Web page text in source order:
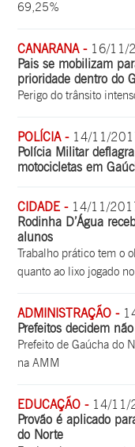
69,25%
CANARANA - 16/11/
Pais se mobilizam
prioridade dentro do
Perigo do trânsito
POLÍCIA - 14/11/
Polícia Militar
motocicletas em
CIDADE - 14/11/
Rodinha D’Água
alunos
Trabalho prático tem o
quanto ao lixo jogado
ADMINISTRAÇÃO -
Prefeitos decidem
Prefeito de Gaúcha do
na AMM
EDUCAÇÃO - 14/11/
Provão é aplicado
do Norte